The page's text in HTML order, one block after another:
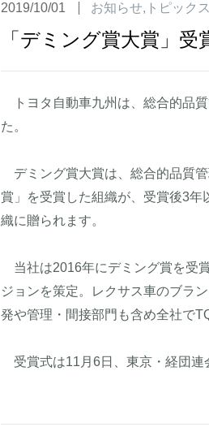
2019/10/01 お知らせ トピックス
「デミング賞大賞」受
トヨタ自動車九州は、総合的品
た。
デミング賞大賞は、総合的品質
賞」を受賞した組織が、受賞後3
織に贈られます。
当社は2016年にデミング賞を受
ジョンを策定。レクサス車のブラ
発や管理・間接部門も含め全社で
受賞式は11月6日、東京・経団連